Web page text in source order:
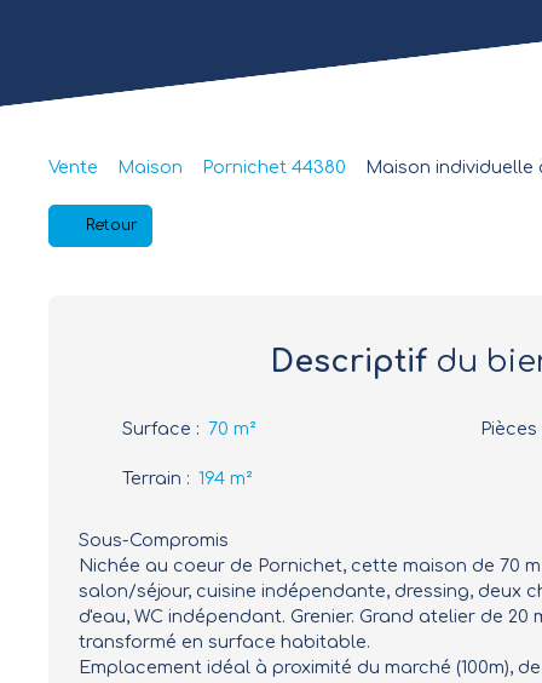
Vente Maison Pornichet 44380 Maison individuelle
Retour
Descriptifdu
Surface : 70 m² Pièces
Terrain : 194 m²
Sous-Compromis
Nichée au coeur de Pornichet, cette maison de 70
salon/séjour, cuisine indépendante, dressing, deux
d'eau, WC indépendant. Grenier. Grand atelier de 20
transformé en surface habitable.
Emplacement idéal à proximité du marché (100m),